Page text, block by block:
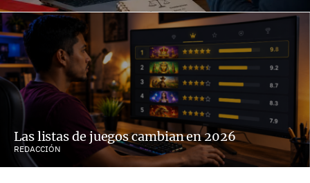
Las listas de juegos cambian en 2026
REDACCIÓN